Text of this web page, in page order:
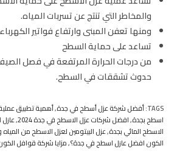
والمخاطر التي تنتج عن تسربات المياه.
ومنها تعفن المبنى وارتفاع فواتير
تساعد على حماية السطح
من درجات الحرارة المرتفعة في فصل
حدوث تشققات في السطح.
TAGS
:أفضل شركة عزل أسطح في جدة,أهمية تطبيق
اسطح بجدة,افضل شركات عزل الاسطح في جدة 2024 ,
الاسطح المائي بجدة,عزل البيتومين لعزل الاسطح من المياه
الكون افضل عازل اسطح في جدة؟,مزايا شركة قوافل